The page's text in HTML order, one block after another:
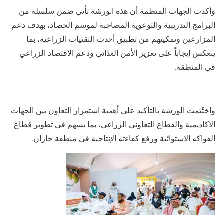
وأكدت الجهات المنظمة أن هذه الورشة تأتي ضمن سلسلة من
البرامج التدريبية والتوعوية المصاحبة لموسم الحصاد، بهدف دعم
المزارعين وتمكينهم من تطبيق أحدث التقنيات الزراعية، بما
ينعكس إيجاباً على تعزيز الأمن الغذائي ودعم الاقتصاد الزراعي
في المنطقة.
واختُتمت الورشة بالتأكيد على أهمية استمرار التعاون بين الجهات
الأكاديمية والقطاع التعاوني الزراعي، بما يسهم في تطوير قطاع
الفواكه الاستوائية ورفع كفاءته الإنتاجية في منطقة جازان.